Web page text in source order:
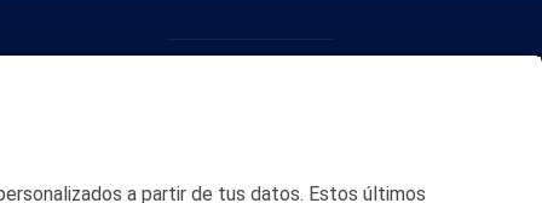
a partir de tus datos. Estos últimos